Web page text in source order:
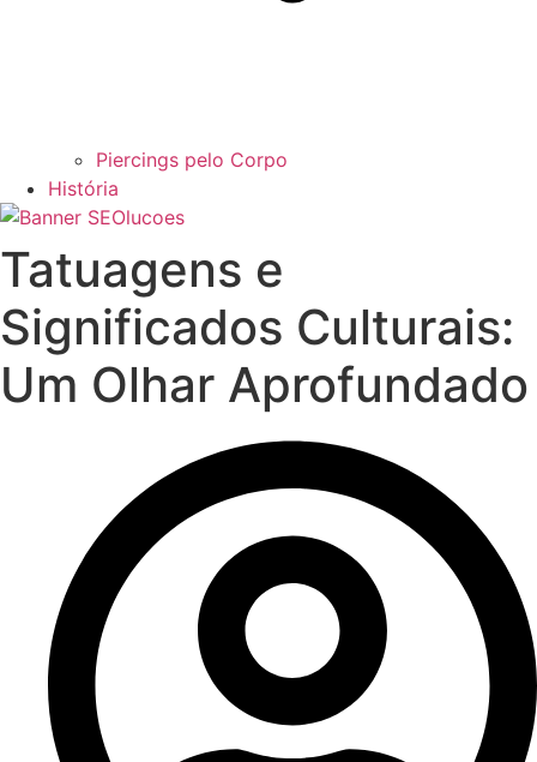
Piercings pelo Corpo
História
Tatuagens e
Significados Culturais:
Um Olhar Aprofundado